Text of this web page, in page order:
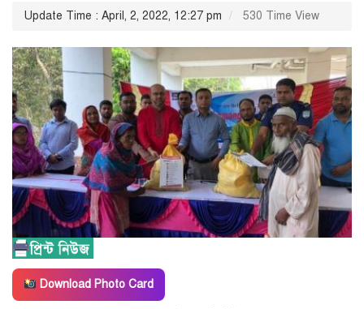
Update Time : April, 2, 2022, 12:27 pm 530 Time View
Download Photo Card